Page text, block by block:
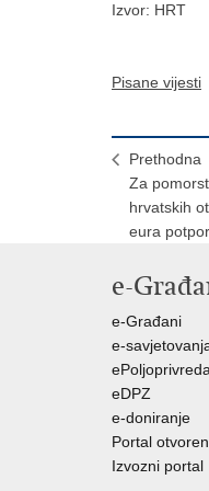
Izvor: HRT
Pisane vijesti
Prethodna
Za
hrvatskih
eura
e-
e-Građani
e-
ePoljoprivreda
eDPZ
e-doniranje
Portal
Izvozni portal